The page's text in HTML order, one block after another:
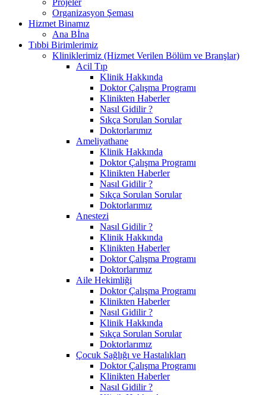
Organizasyon Şeması
Hizmet Binamız
Ana Bİna
Tıbbi Birimlerimiz
Kliniklerimiz (Hizmet Verilen Bölüm ve Branşlar)
Acil Tıp
Klinik Hakkında
Doktor Çalışma Programı
Klinikten Haberler
Nasıl Gidilir ?
Sıkça Sorulan Sorular
Doktorlarımız
Ameliyathane
Klinik Hakkında
Doktor Çalışma Programı
Klinikten Haberler
Nasıl Gidilir ?
Sıkça Sorulan Sorular
Doktorlarımız
Anestezi
Nasıl Gidilir ?
Klinik Hakkında
Klinikten Haberler
Doktor Çalışma Programı
Doktorlarımız
Aile Hekimliği
Doktor Çalışma Programı
Klinikten Haberler
Nasıl Gidilir ?
Klinik Hakkında
Sıkça Sorulan Sorular
Doktorlarımız
Çocuk Sağlığı ve Hastalıkları
Doktor Çalışma Programı
Klinikten Haberler
Nasıl Gidilir ?